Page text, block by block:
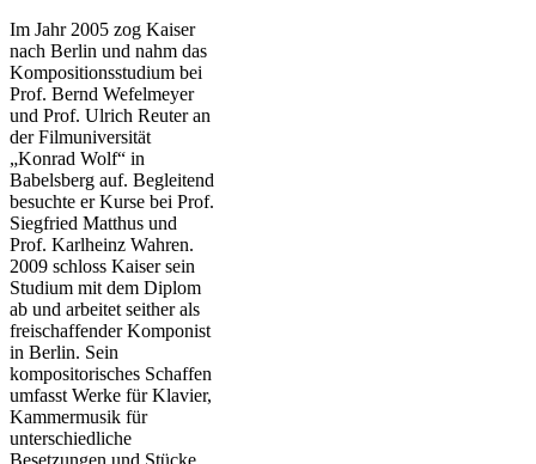
Im Jahr 2005 zog Kaiser
nach Berlin und nahm das
Kompositionsstudium bei
Prof. Bernd Wefelmeyer
und Prof. Ulrich Reuter an
der Filmuniversität
„Konrad Wolf“ in
Babelsberg auf. Begleitend
besuchte er Kurse bei Prof.
Siegfried Matthus und
Prof. Karlheinz Wahren.
2009 schloss Kaiser sein
Studium mit dem Diplom
ab und arbeitet seither als
freischaffender Komponist
in Berlin. Sein
kompositorisches Schaffen
umfasst Werke für Klavier,
Kammermusik für
unterschiedliche
Besetzungen und Stücke